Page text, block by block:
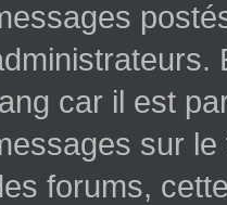
car il est
sur
forums,